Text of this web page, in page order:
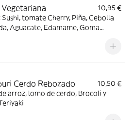
Vegetariana
10,95 €
tomate Cherry, Piña, Cebolla
Aguacate, Edamame, Goma
Cerdo Rebozado
10,50 €
arroz, lomo de cerdo, Brocoli y